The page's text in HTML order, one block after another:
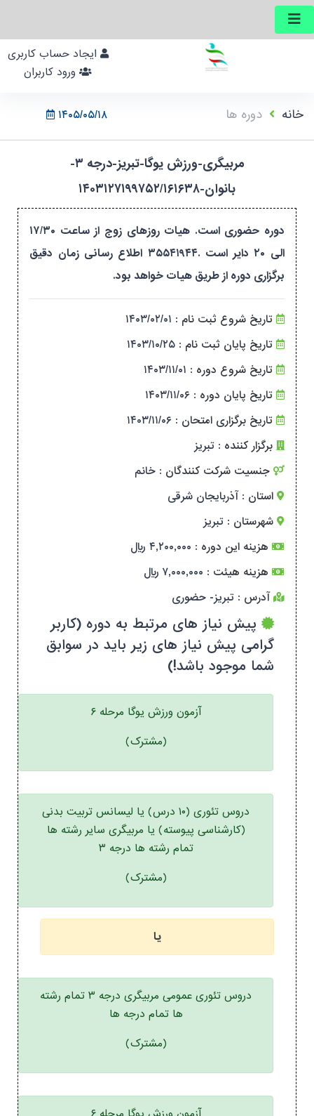
۱۴۰۵/۰۵/۱۸ خانه دوره ها
مربیگری-ورزش یوگا-تبریز-درجه ۳-
بانوان-۱۴۰۳۱۲۷۱۹۹۷۵۲/۱۶۱۶۳۸
دوره حضوری است. هیات روزهای زوج از ساعت ۱۷/۳۰
الی ۲۰ دایر است .۳۵۵۴۱۹۴۴ اطلاع رسانی زمان دقیق
برگزاری دوره از طریق هیات خواهد بود.
تاریخ شروع ثبت نام : ۱۴۰۳/۰۲/۰۱
تاریخ پایان ثبت نام : ۱۴۰۳/۱۰/۲۵
تاریخ شروع دوره : ۱۴۰۳/۱۱/۰۱
تاریخ پایان دوره : ۱۴۰۳/۱۱/۰۶
تاریخ برگزاری امتحان : ۱۴۰۳/۱۱/۰۶
برگزار کننده : تبریز
جنسیت شرکت کنندگان : خانم
استان : آذربایجان شرقی
شهرستان : تبریز
هزینه این دوره : ۴,۲۰۰,۰۰۰ ریال
هزینه هیئت : ۷,۰۰۰,۰۰۰ ریال
آدرس : تبریز- حضوری
پیش نیاز های مرتبط به دوره (کاربر
گرامی پیش نیاز های زیر باید در سوابق
شما موجود باشد!)
آزمون ورزش یوگا مرحله ۶
(مشترک)
دروس تئوری (۱۰ درس) یا لیسانس تربیت بدنی
(کارشناسی پیوسته) یا مربیگری سایر رشته ها
تمام رشته ها درجه ۳
(مشترک)
یا
دروس تئوری عمومی مربیگری درجه ۳ تمام رشته
ها تمام درجه ها
(مشترک)